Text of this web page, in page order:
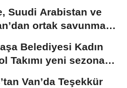
Suudi Arabistan ve
ortak savunma
Belediyesi Kadın
Takımı yeni sezona
Van’da Teşekkür